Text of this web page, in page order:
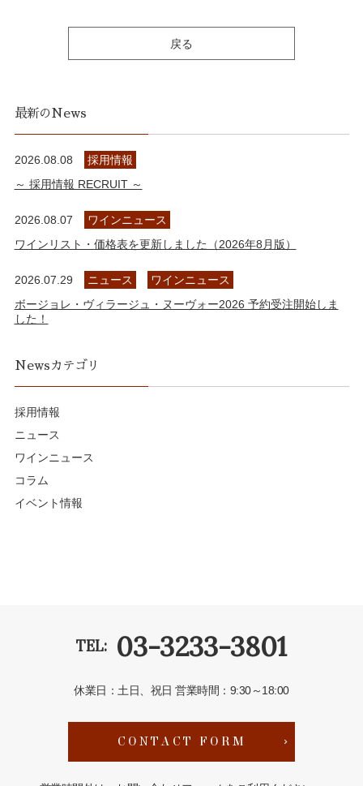
戻る
最新のNews
2026.08.08
採用情報
～ 採用情報 RECRUIT ～
2026.08.07
ワインニュース
ワインリスト・価格表を更新しました（2026年8月版）
2026.07.29 ニュース
ワインニュース
ボージョレ・ヴィラージュ・ヌーヴォー2026 予約受注開始しま
した！
Newsカテゴリ
採用情報
ニュース
ワインニュース
コラム
イベント情報
TEL: 03-3233-3801
休業日：土日、祝日営業時間：9:30～18:00
CONTACT FORM